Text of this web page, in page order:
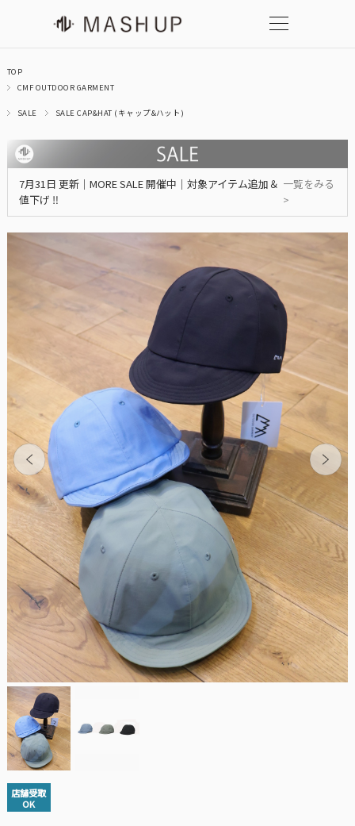
TOP
CMF OUTDOOR GARMENT
SALE SALE CAP&HAT (キャップ&ハット)
7月31日 更新｜MORE SALE 開催中｜対象アイテム追加＆
値下げ ‼
一覧をみる
>
店舗受取
OK